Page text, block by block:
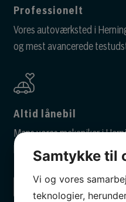
Professionelt
Vores autoværksted i
og mest avancerede
Altid lånebil
Mens vores mekaniker i
har vi altid en lånebil klar til
Samtykke til
Vi og vores
teknologier,